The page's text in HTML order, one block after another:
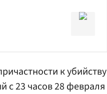
к убийству
с 23 часов 28 февраля